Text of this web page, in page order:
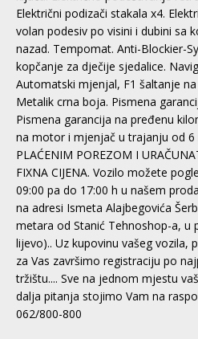
Električni podizači stakala x4.
volan podesiv po visini i dubini sa
nazad. Tempomat. Anti-Blockier-
kopčanje za dječije sjedalice.
Automatski mjenjal, F1 šaltanje
Metalik crna boja. Pismena
Pismena garancija na pređenu
na motor i mjenjač u trajanju od 6
PLAĆENIM POREZOM I
FIXNA CIJENA. Vozilo možete
09:00 pa do 17:00 h u našem
na adresi Ismeta Alajbegovića
metara od Stanić Tehnoshop-a, u
lijevo).. Uz kupovinu vašeg vozila,
za Vas završimo registraciju po
tržištu.... Sve na jednom mjestu
dalja pitanja stojimo Vam na
062/800-800